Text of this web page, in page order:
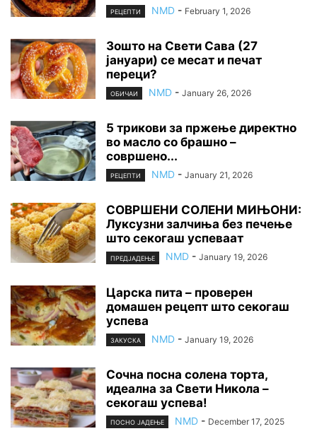
РЕЦЕПТИ NMD - February 1, 2026
Зошто на Свети Сава (27
јануари) се месат и печат
переци?
ОБИЧАИ NMD - January 26, 2026
5 трикови за пржење директно
во масло со брашно –
совршено...
РЕЦЕПТИ NMD - January 21, 2026
СОВРШЕНИ СОЛЕНИ МИЊОНИ:
Луксузни залчиња без печење
што секогаш успеваат
ПРЕДЈАДЕЊЕ NMD - January 19, 2026
Царска пита – проверен
домашен рецепт што секогаш
успева
ЗАКУСКА NMD - January 19, 2026
Сочна посна солена торта,
идеална за Свети Никола –
секогаш успева!
ПОСНО ЈАДЕЊЕ NMD - December 17, 2025